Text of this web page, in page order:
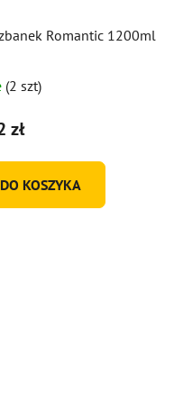
Romantic 1200ml
(2 szt)
zł
DO KOSZYKA